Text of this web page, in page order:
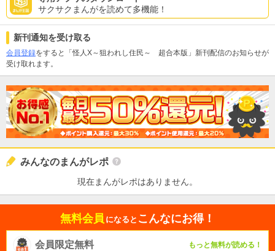
サクサクまんがを読めて多機能！
新刊通知を受け取る
会員登録をすると「怪人X～狙われし住民～ 超合本版」新刊配信のお知らせが
受け取れます。
みんなのまんがレポ
現在まんがレポはありません。
無料会員 になると こんなにお得！
会員限定無料 もっと無料が読める！